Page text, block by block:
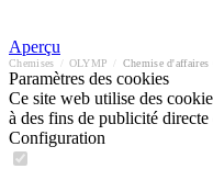
Aperçu
Chemises OLYMP Chemise
Paramètres des cookies
Ce site web utilise des
à des fins de publicité
Configuration